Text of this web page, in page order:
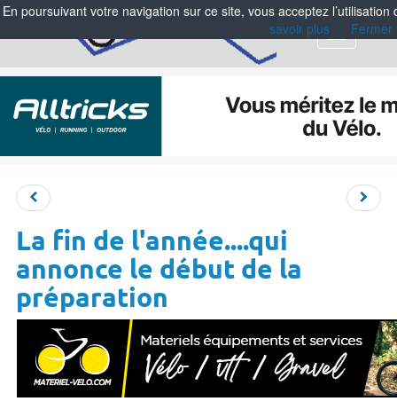
Menu
La fin de l'année....qui
annonce le début de la
préparation
En poursuivant votre navigation sur ce site, vous acceptez
savoir plus
Fermer